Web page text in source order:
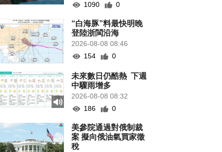
1090
0
“白海豚”料最快明晚
登陸浙閩沿海
2026-08-08 08:46
154
0
未來數日仍酷熱 下週
中驟雨增多
2026-08-08 08:32
186
0
美參院通過對俄制裁
案 擬向俄油氣買家徵
稅